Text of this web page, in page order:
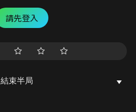
請先登入
束半局